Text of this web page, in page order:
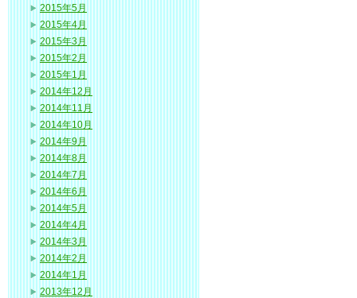
2015年5月
2015年4月
2015年3月
2015年2月
2015年1月
2014年12月
2014年11月
2014年10月
2014年9月
2014年8月
2014年7月
2014年6月
2014年5月
2014年4月
2014年3月
2014年2月
2014年1月
2013年12月